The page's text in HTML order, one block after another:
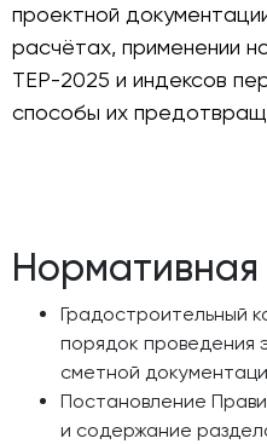
проектной
расчётах, применении
ТЕР-2025 и индексов
способы их
Нормативная
Градостроительный
порядок проведения
сметной
Постановление
и содержание